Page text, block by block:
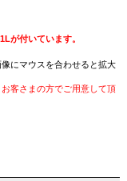
が付いています。
にマウスを合わせると拡大
客さまの方でご用意して頂